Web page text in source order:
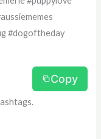
#dogoftheday
Copy